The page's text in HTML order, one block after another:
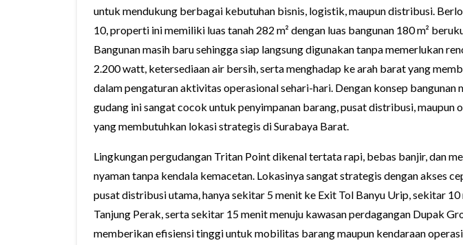
untuk mendukung berbagai kebutuhan bisnis, logistik, maupun distribusi.
10, properti ini memiliki luas tanah 282 m² dengan luas bangunan 180 m²
Bangunan masih baru sehingga siap langsung digunakan tanpa memerlukan
2.200 watt, ketersediaan air bersih, serta menghadap ke arah barat yang
dalam pengaturan aktivitas operasional sehari-hari. Dengan konsep bangunan
gudang ini sangat cocok untuk penyimpanan barang, pusat distribusi, maupun
yang membutuhkan lokasi strategis di Surabaya Barat.
Lingkungan pergudangan Tritan Point dikenal tertata rapi, bebas banjir, dan
nyaman tanpa kendala kemacetan. Lokasinya sangat strategis dengan akses
pusat distribusi utama, hanya sekitar 5 menit ke Exit Tol Banyu Urip, sekitar
Tanjung Perak, serta sekitar 15 menit menuju kawasan perdagangan Dupak
memberikan efisiensi tinggi untuk mobilitas barang maupun kendaraan